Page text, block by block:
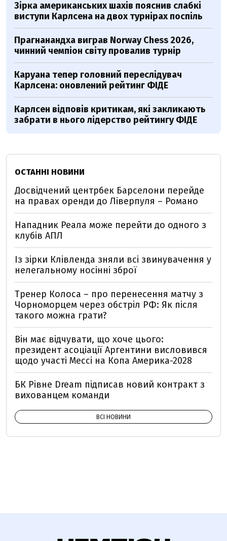
Зірка американських шахів пояснив слабкі
виступи Карлсена на двох турнірах поспіль
Прагнанандха виграв Norway Chess 2026,
чинний чемпіон світу провалив турнір
Каруана тепер головний переслідувач
Карлсена: оновлений рейтинг ФІДЕ
Карлсен відповів критикам, які закликають
забрати в нього лідерство рейтингу ФІДЕ
ОСТАННІ НОВИНИ
Досвідчений центрбек Барселони перейде
на правах оренди до Ліверпуля – Романо
Нападник Реала може перейти до одного з
клубів АПЛ
Із зірки Клівленда зняли всі звинувачення у
нелегальному носінні зброї
Тренер Колоса – про перенесення матчу з
Чорноморцем через обстріл РФ: Як після
такого можна грати?
Він має відчувати, що хоче цього:
президент асоціації Аргентини висловився
щодо участі Мессі на Копа Америка-2028
БК Рівне Dream підписав новий контракт з
вихованцем команди
ВСІ НОВИНИ